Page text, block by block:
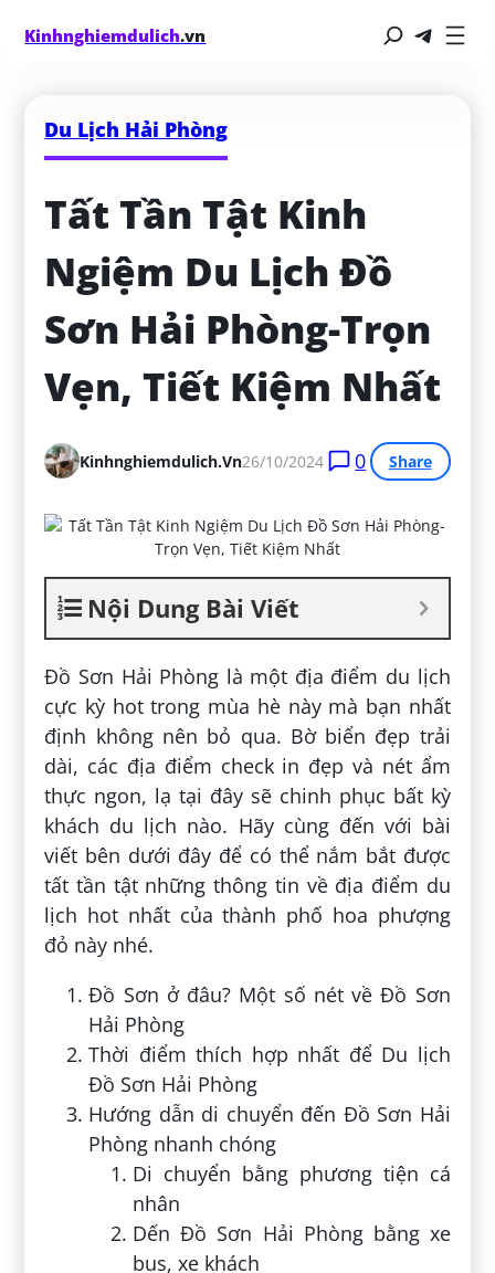
Kinhnghiemdulich.vn
Du Lịch Hải Phòng
Tất Tần Tật Kinh
Ngiệm Du Lịch Đồ
Sơn Hải Phòng-Trọn
Vẹn, Tiết Kiệm Nhất
Kinhnghiemdulich.vn26/10/2024 0 Share
Nội Dung Bài Viết
Đồ Sơn Hải Phòng là một địa điểm du lịch
cực kỳ hot trong mùa hè này mà bạn nhất
định không nên bỏ qua. Bờ biển đẹp trải
dài, các địa điểm check in đẹp và nét ẩm
thực ngon, lạ tại đây sẽ chinh phục bất kỳ
khách du lịch nào. Hãy cùng đến với bài
viết bên dưới đây để có thể nắm bắt được
tất tần tật những thông tin về địa điểm du
lịch hot nhất của thành phố hoa phượng
đỏ này nhé.
Đồ Sơn ở đâu? Một số nét về Đồ Sơn
Hải Phòng
Thời điểm thích hợp nhất để Du lịch
Đồ Sơn Hải Phòng
Hướng dẫn di chuyển đến Đồ Sơn Hải
Phòng nhanh chóng
Di chuyển bằng phương tiện cá
nhân
Dến Đồ Sơn Hải Phòng bằng xe
bus, xe khách